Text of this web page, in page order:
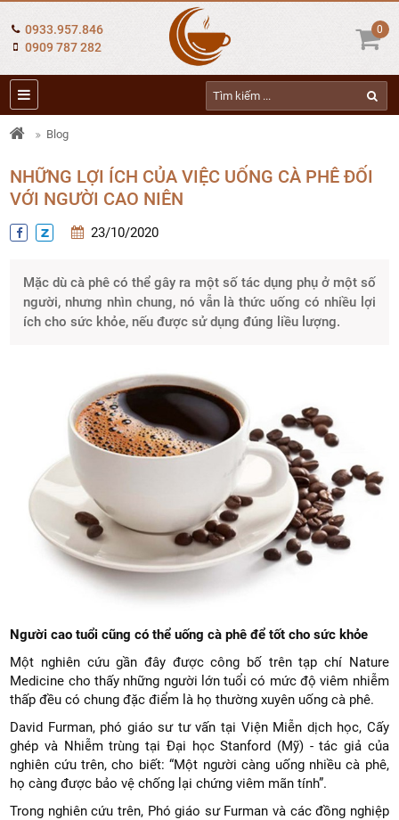
0933.957.846
0909 787 282
0
Blog
NHỮNG LỢI ÍCH CỦA VIỆC UỐNG CÀ PHÊ ĐỐI
VỚI NGƯỜI CAO NIÊN
23/10/2020
Mặc dù cà phê có thể gây ra một số tác dụng phụ ở một số
người, nhưng nhìn chung, nó vẫn là thức uống có nhiều lợi
ích cho sức khỏe, nếu được sử dụng đúng liều lượng.
Người cao tuổi cũng có thể uống cà phê để tốt cho sức khỏe
Một nghiên cứu gần đây được công bố trên tạp chí Nature
Medicine cho thấy những người lớn tuổi có mức độ viêm nhiễm
thấp đều có chung đặc điểm là họ thường xuyên uống cà phê.
David Furman, phó giáo sư tư vấn tại Viện Miễn dịch học, Cấy
ghép và Nhiễm trùng tại Đại học Stanford (Mỹ) - tác giả của
nghiên cứu trên, cho biết: “Một người càng uống nhiều cà phê,
họ càng được bảo vệ chống lại chứng viêm mãn tính”.
Trong nghiên cứu trên, Phó giáo sư Furman và các đồng nghiệp